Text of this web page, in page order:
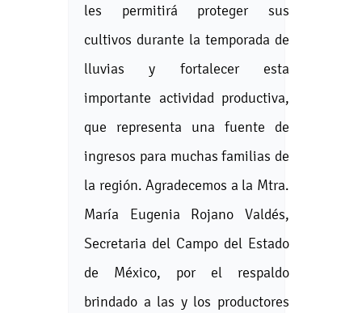
les permitirá proteger sus
cultivos durante la temporada de
lluvias y fortalecer esta
importante actividad productiva,
que representa una fuente de
ingresos para muchas familias de
la región. Agradecemos a la Mtra.
María Eugenia Rojano Valdés,
Secretaria del Campo del Estado
de México, por el respaldo
brindado a las y los productores